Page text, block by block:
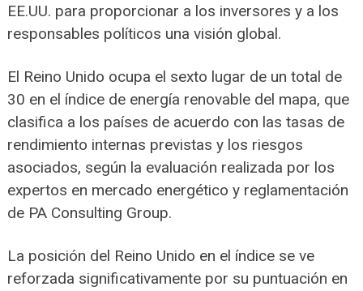
EE.UU. para proporcionar a los inversores y a los
responsables políticos una visión global.
El Reino Unido ocupa el sexto lugar de un total de
30 en el índice de energía renovable del mapa, que
clasifica a los países de acuerdo con las tasas de
rendimiento internas previstas y los riesgos
asociados, según la evaluación realizada por los
expertos en mercado energético y reglamentación
de PA Consulting Group.
La posición del Reino Unido en el índice se ve
reforzada significativamente por su puntuación en